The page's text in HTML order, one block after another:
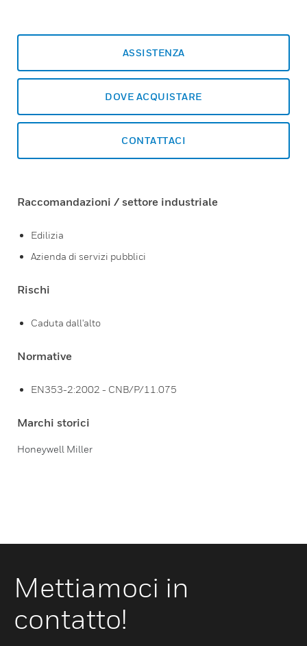
ASSISTENZA
DOVE ACQUISTARE
CONTATTACI
Raccomandazioni / settore industriale
Edilizia
Azienda di servizi pubblici
Rischi
Caduta dall'alto
Normative
EN353-2:2002 - CNB/P/11.075
Marchi storici
Honeywell Miller
Mettiamoci in
contatto!